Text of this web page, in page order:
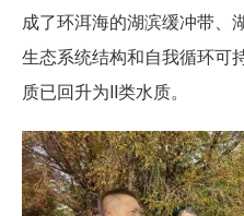
成了环洱海的湖滨缓冲带、
生态系统结构和自我循环可
质已回升为II类水质。